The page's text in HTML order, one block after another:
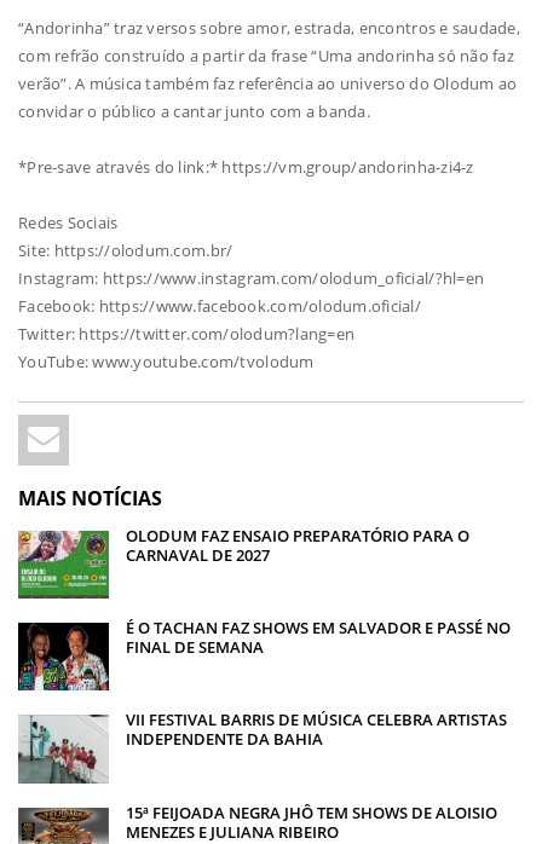
“Andorinha” traz versos sobre amor, estrada, encontros e saudade,
com refrão construído a partir da frase “Uma andorinha só não faz
verão”. A música também faz referência ao universo do Olodum ao
convidar o público a cantar junto com a banda.
*Pre-save através do link:* https://vm.group/andorinha-zi4-z
Redes Sociais
Site: https://olodum.com.br/
Instagram: https://www.instagram.com/olodum_oficial/?hl=en
Facebook: https://www.facebook.com/olodum.oficial/
Twitter: https://twitter.com/olodum?lang=en
YouTube: www.youtube.com/tvolodum
MAIS NOTÍCIAS
OLODUM FAZ ENSAIO PREPARATÓRIO PARA O
CARNAVAL DE 2027
É O TACHAN FAZ SHOWS EM SALVADOR E PASSÉ NO
FINAL DE SEMANA
VII FESTIVAL BARRIS DE MÚSICA CELEBRA ARTISTAS
INDEPENDENTE DA BAHIA
15ª FEIJOADA NEGRA JHÔ TEM SHOWS DE ALOISIO
MENEZES E JULIANA RIBEIRO